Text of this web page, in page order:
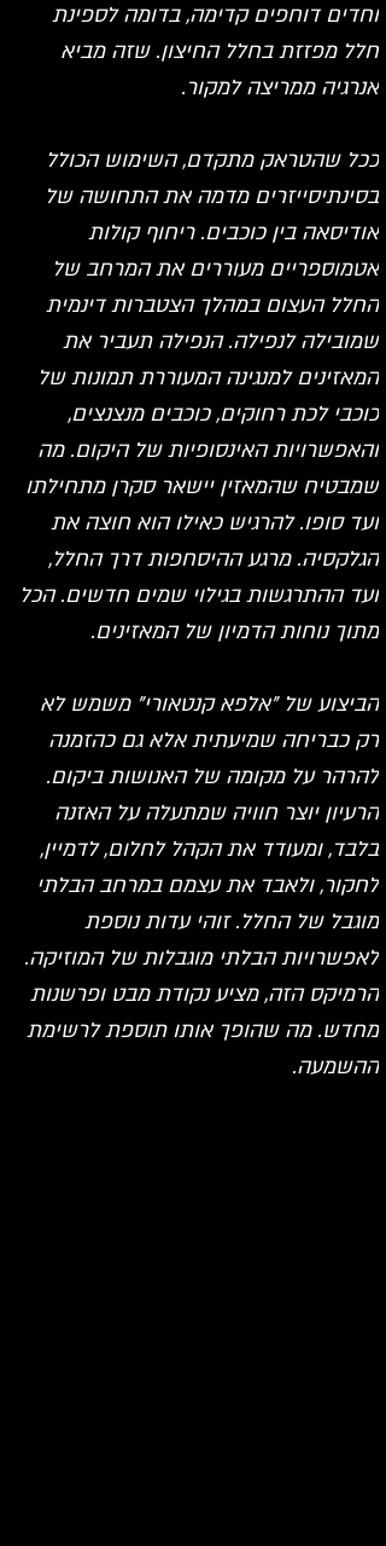
וחדים דוחפים קדימה, בדומה לספינת
חלל מפזזת בחלל החיצון. שזה מביא
אנרגיה ממריצה למקור.
ככל שהטראק מתקדם, השימוש הכולל
בסינתיסייזרים מדמה את התחושה של
אודיסאה בין כוכבים. ריחוף קולות
אטמוספריים מעוררים את המרחב של
החלל העצום במהלך הצטברות דינמית
שמובילה לנפילה. הנפילה תעביר את
המאזינים למנגינה המעוררת תמונות של
כוכבי לכת רחוקים, כוכבים מנצנצים,
והאפשרויות האינסופיות של היקום. מה
שמבטיח שהמאזין יישאר סקרן מתחילתו
ועד סופו. להרגיש כאילו הוא חוצה את
הגלקסיה. מרגע ההיסחפות דרך החלל,
ועד ההתרגשות בגילוי שמים חדשים. הכל
מתוך נוחות הדמיון של המאזינים.
הביצוע של "אלפא קנטאורי" משמש לא
רק כבריחה שמיעתית אלא גם כהזמנה
להרהר על מקומה של האנושות ביקום.
הרעיון יוצר חוויה שמתעלה על האזנה
בלבד, ומעודד את הקהל לחלום, לדמיין,
לחקור, ולאבד את עצמם במרחב הבלתי
מוגבל של החלל. זוהי עדות נוספת
לאפשרויות הבלתי מוגבלות של המוזיקה.
הרמיקס הזה, מציע נקודת מבט ופרשנות
מחדש. מה שהופך אותו תוספת לרשימת
ההשמעה.